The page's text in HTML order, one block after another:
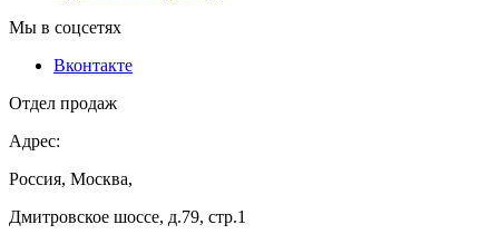
Мы в соцсетях
Вконтакте
Отдел продаж
Адрес:
Россия, Москва,
Дмитровское шоссе, д.79, стр.1